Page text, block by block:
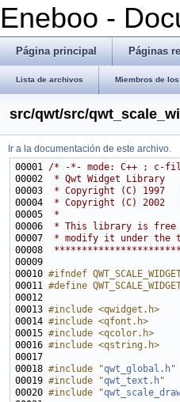
Eneboo -
Página principal Páginas
Lista de archivos Miembros de
src/qwt/src/
Ir a la documentación de este archivo.
00001 /* -*- mode: C++ ; c-
00002
* Qwt Widget Library
00003
* Copyright (C) 1997
00004
* Copyright (C) 2002
00005
*
00006
* This library is free
00007
* modify it under the
00008
00010 #ifndef
00011 #define
00012
00013 #include <qwidget.h>
00014 #include <qfont.h>
00015 #include <qcolor.h>
00016 #include <qstring.h>
00018 #include "qwt_global.h"
00019 #include "qwt_text.h"
00020 #include "